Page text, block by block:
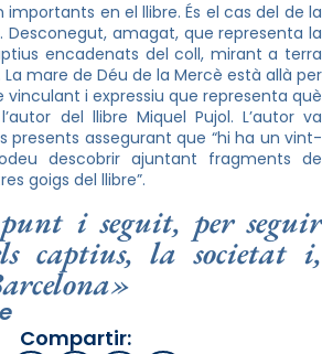
importants en el llibre. És el cas del de la
Desconegut, amagat, que representa la
encadenats del coll, mirant a terra
mare de Déu de la Mercè està allà per
vinculant i expressiu que representa què
del llibre Miquel Pujol. L’autor va
presents assegurant que “hi ha un vint-
descobrir ajuntant fragments de
goigs del llibre”.
i seguit, per seguir
captius, la societat i,
Compartir: